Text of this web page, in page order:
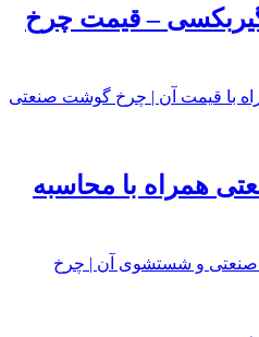
– قیمت چرخ
همراه با محاسبه